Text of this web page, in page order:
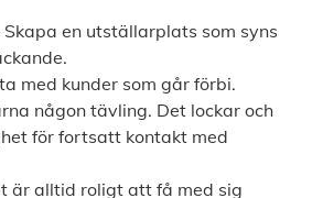
Skapa en utställarplats som syns
med kunder som går förbi.
någon tävling. Det lockar och
för fortsatt kontakt med
är alltid roligt att få med sig